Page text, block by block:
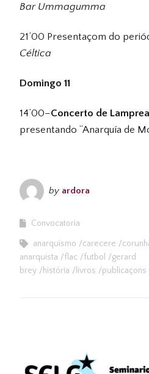
Bar Ummagumma
21’00 Presentaçom do
Céltica
Domingo 11
14’00–Concerto de
presentando “Anarquía de
by ardora
Convocatoria
anarquismo carecere
anarquista
flac futbol
gerard
brey
história livros publicaçons